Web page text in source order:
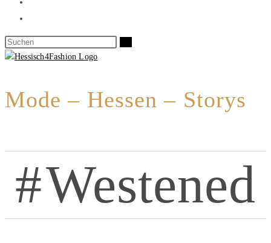
Mode – Hessen – Storys
Westened